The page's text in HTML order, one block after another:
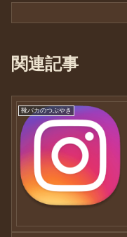
関連記事
靴バカのつぶやき